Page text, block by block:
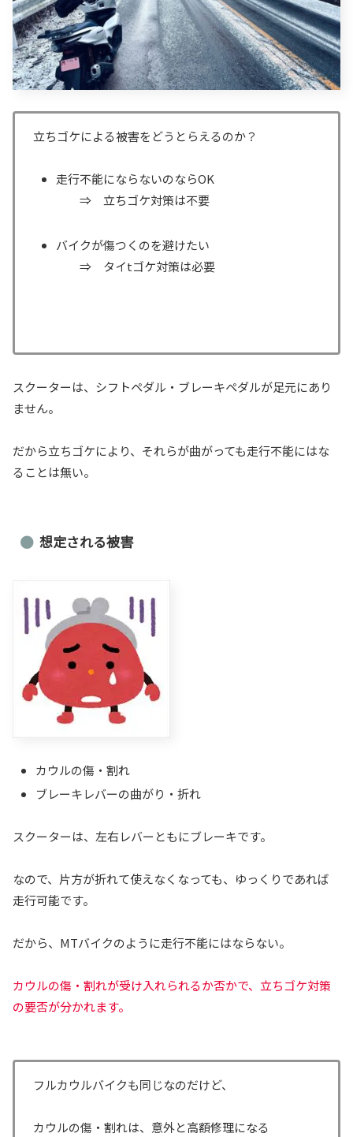
立ちゴケによる被害をどうとらえるのか？
走行不能にならないのならOK
⇒ 立ちゴケ対策は不要
バイクが傷つくのを避けたい
⇒ タイtゴケ対策は必要
スクーターは、シフトペダル・ブレーキペダルが足元にあり
ません。
だから立ちゴケにより、それらが曲がっても走行不能にはな
ることは無い。
想定される被害
カウルの傷・割れ
ブレーキレバーの曲がり・折れ
スクーターは、左右レバーともにブレーキです。
なので、片方が折れて使えなくなっても、ゆっくりであれば
走行可能です。
だから、MTバイクのように走行不能にはならない。
カウルの傷・割れが受け入れられるか否かで、立ちゴケ対策
の要否が分かれます。
フルカウルバイクも同じなのだけど、
カウルの傷・割れは、意外と高額修理になる